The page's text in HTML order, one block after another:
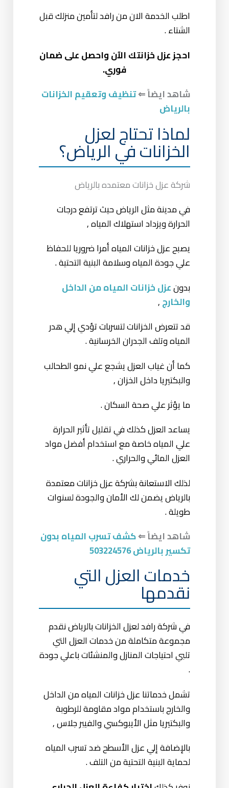
اطلب الخدمة الان من رافد لتأمين منزلك قبل
الشتاء .
احجز عزل خزانتك الآن واحصل على ضمان
فوري.
شاهد ايضاً ⇐تنظيف وتعقيم الخزانات
بالرياض
لماذا تحتاج لعزل
الخزانات في الرياض؟
شركة عزل خزانات معتمده بالرياض
في مدينة مثل الرياض حيث ترتفع درجات
الحرارة ويزداد استهلاك المياه ,
يصبح عزل خزانات المياه أمرا ضروريا للحفاظ
علي جودة المياه وسلامة البنية التحتية .
بدونعزل خزانات المياه من الداخل
والخارج,
قد تتعرض الخزانات لتسربات تؤدي إلي هدر
المياه وتلف الجدران الخرسانية .
كما أن غياب العزل يشجع علي نمو الطحالب
والبكتيريا داخل الخزان ,
ما يؤثر علي صحة السكان .
يساعد العزل كذلك في تقليل تأثير الحرارة
علي المياه خاصة مع استخدام أفضل مواد
العزل المائي والحراري .
لذلك الاستعانة بشركة عزل خزانات معتمدة
بالرياض يضمن لك الأمان والجودة لسنوات
طويلة .
شاهد ايضاً ⇐كشف تسرب المياه بدون
تكسير بالرياض 503224576
خدمات العزل التي
نقدمها
في شركة رافد لعزل الخزانات بالرياض نقدم
مجموعة متكاملة من خدمات العزل التي
تلبي احتياجات المنازل والمنشئات باعلي جودة
.
تشمل خدماتنا عزل خزانات المياه من الداخل
والخارج باستخدام مواد مقاومة للرطوبة
والبكتيريا مثل الأيبوكسي والفيبر جلاس ,
بالإضافة إلي عزل الأسطح ضد تسرب المياه
لحماية البنية التحتية من التلف .